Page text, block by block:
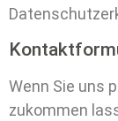
Wenn Sie uns
zukommen